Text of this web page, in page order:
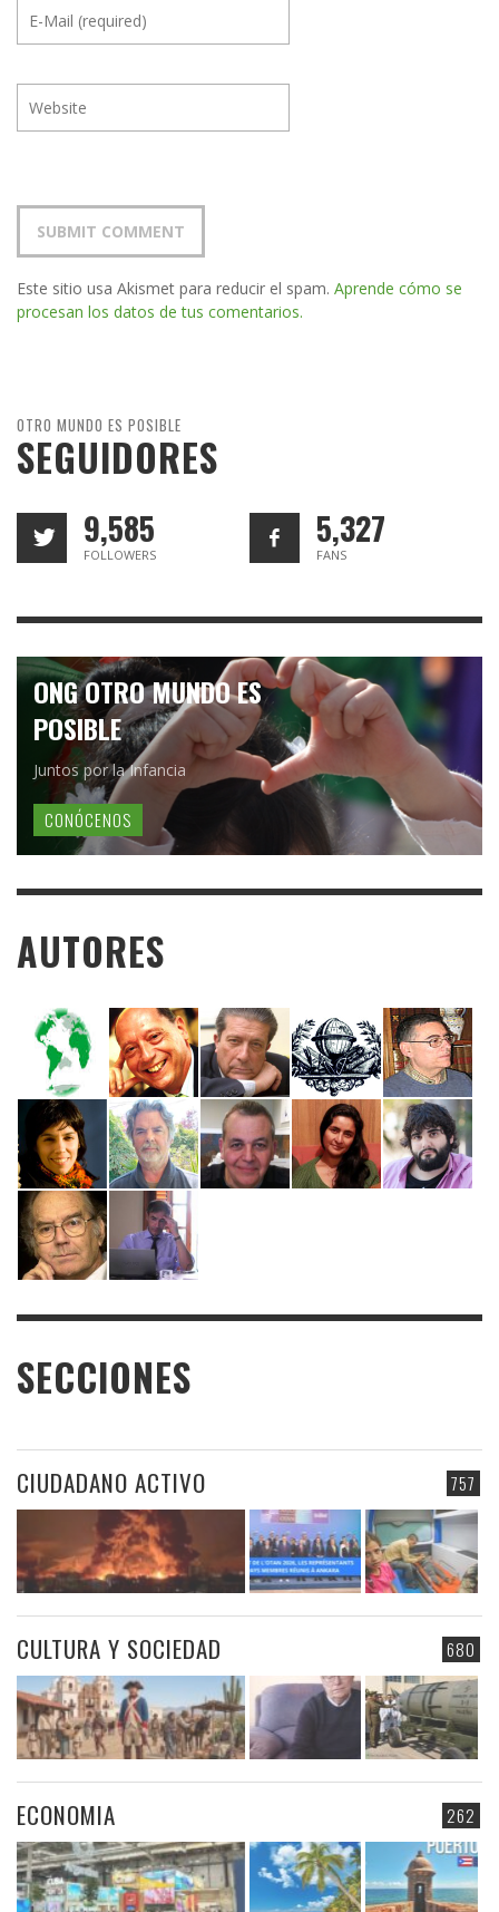
Este sitio usa Akismet para reducir el spam. Aprende cómo se
procesan los datos de tus comentarios.
OTRO MUNDO ES POSIBLE
SEGUIDORES
9,585
FOLLOWERS
5,327
FANS
ONG OTRO MUNDO ES
POSIBLE
Juntos por la Infancia
CONÓCENOS
AUTORES
SECCIONES
757
CIUDADANO ACTIVO
680
CULTURA Y SOCIEDAD
262
ECONOMIA